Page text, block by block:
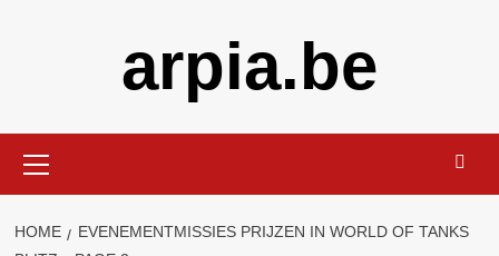
arpia.be
Menu
HOME
EVENEMENTMISSIES PRIJZEN IN WORLD OF TANKS